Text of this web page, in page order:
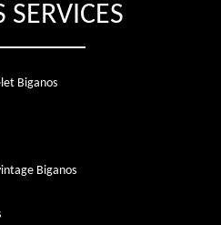
SERVICES
Biganos
Biganos